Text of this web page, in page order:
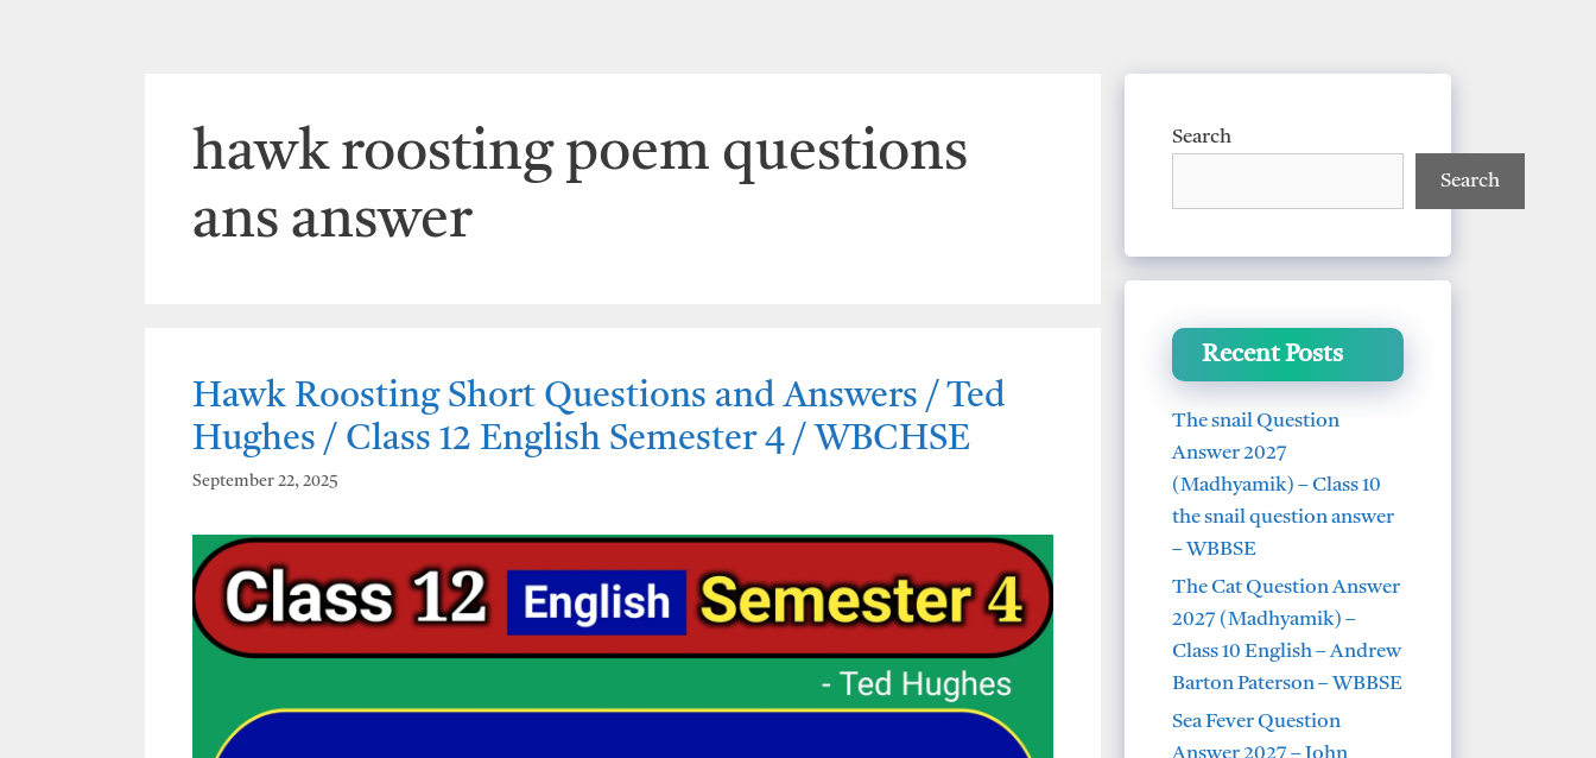
hawk roosting poem questions
ans answer
Hawk Roosting Short Questions and Answers / Ted
Hughes / Class 12 English Semester 4 / WBCHSE
September 22, 2025
Search
Search
Recent Posts
The snail Question
Answer 2027
(Madhyamik) – Class 10
the snail question answer
– WBBSE
The Cat Question Answer
2027 (Madhyamik) –
Class 10 English – Andrew
Barton Paterson – WBBSE
Sea Fever Question
Answer 2027 – John